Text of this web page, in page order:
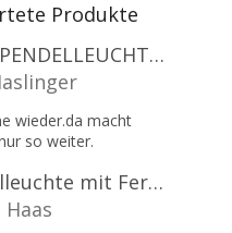
Produkte
LED LINEARE PENDELLEUCHTE EXECULINE 120CM, 30W, 3750LM, 96°, 4000K, IP20, WEISS [207806]
beträgt 5 von 5 Sternen.
wieder.da macht
so weiter.
RGB-LED-Poolleuchte mit Fernbedienung, 12W, 1260lm, PAR56, 12V, 1+1 gratis!
beträgt 5 von 5 Sternen.